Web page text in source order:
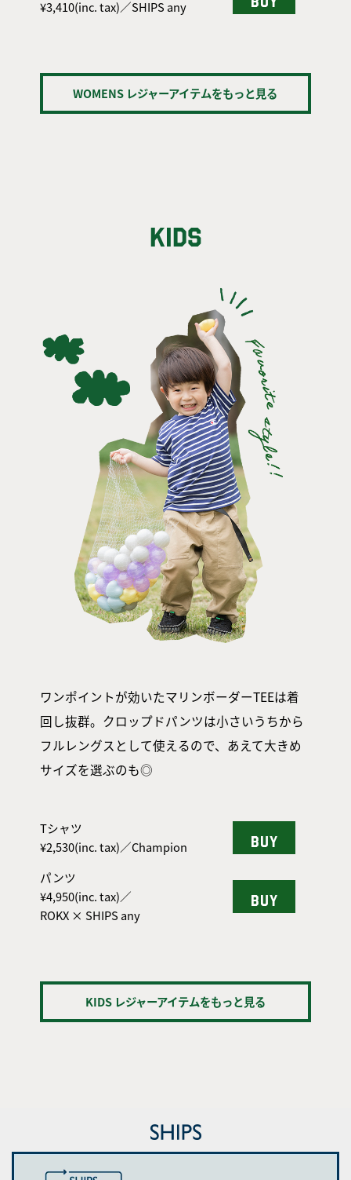
¥3,410(inc. tax)／SHIPS any
WOMENS レジャーアイテムをもっと見る
KIDS
ワンポイントが効いたマリンボーダーTEEは着
回し抜群。クロップドパンツは小さいうちから
フルレングスとして使えるので、あえて大きめ
サイズを選ぶのも◎
Tシャツ
¥2,530(inc. tax)／Champion
BUY
パンツ
¥4,950(inc. tax)／
ROKX × SHIPS any
BUY
KIDS レジャーアイテムをもっと見る